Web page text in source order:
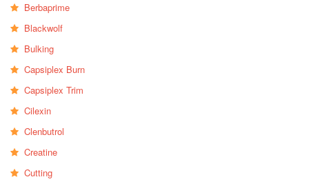
Berbaprime
Blackwolf
Bulking
Capsiplex Burn
Capsiplex Trim
Cilexin
Clenbutrol
Creatine
Cutting